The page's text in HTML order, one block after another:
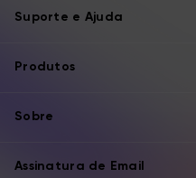
Suporte e Ajuda
Produtos
Sobre
Assinatura de Email